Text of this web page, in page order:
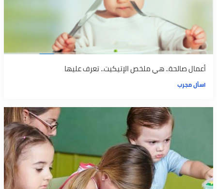
أعمال صالحة.. هي ملخص الإتيكيت.. تعرف عليها
اسأل مجرب